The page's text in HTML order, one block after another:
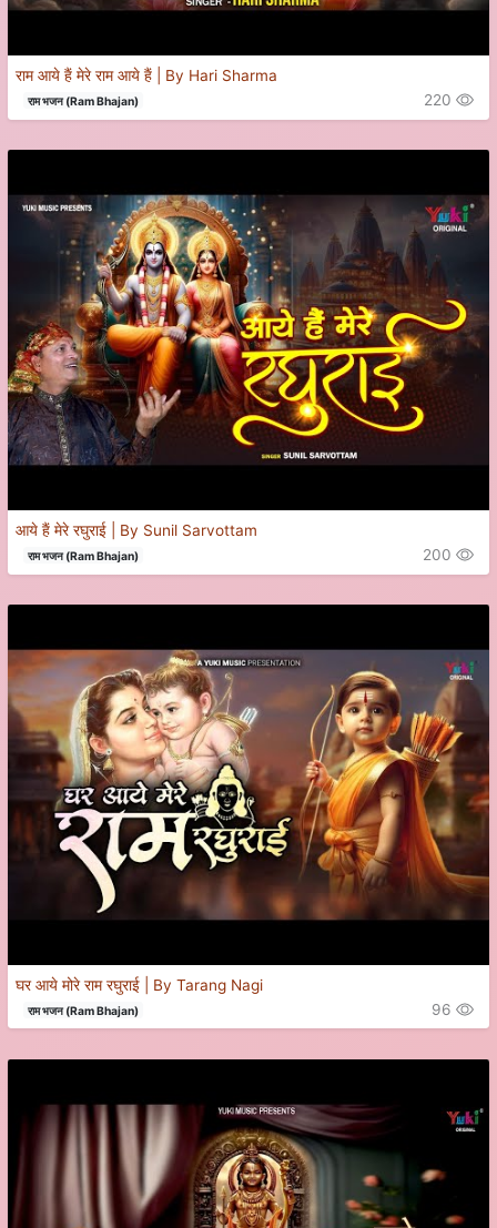
राम आये हैं मेरे राम आये हैं | By Hari Sharma
राम भजन (Ram Bhajan) 220
आये हैं मेरे रघुराई | By Sunil Sarvottam
राम भजन (Ram Bhajan) 200
घर आये मोरे राम रघुराई | By Tarang Nagi
राम भजन (Ram Bhajan) 96